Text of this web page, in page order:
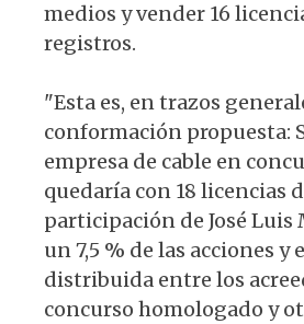
medios y vender 16
registros.
"Esta es, en trazos
conformación propuesta:
empresa de cable en
quedaría con 18 licencias
participación de José Luis
un 7,5 % de las acciones y
distribuida entre los
concurso homologado y